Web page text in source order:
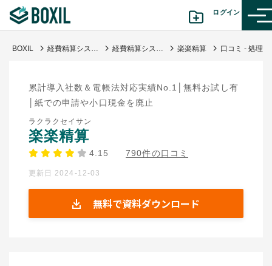
ログイン
診断から探す(β版)
記事から探す
BOXIL 経費精算システム比較おすすめ18選 | タイプ図解や料金表と選び方 経費精算システム 楽楽精算
累計導入社数＆電帳法対応実績No.1│無料お試し有
│紙での申請や小口現金を廃止
ラクラクセイサン
楽楽精算
4.15 790件の口コミ
更新日 2024-12-03
無料で資料ダウンロード